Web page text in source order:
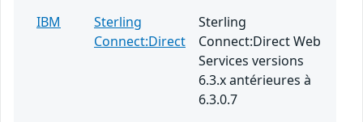
IBM
Sterling
Connect:Direct
Sterling
Connect:Direct Web
Services versions
6.3.x antérieures à
6.3.0.7